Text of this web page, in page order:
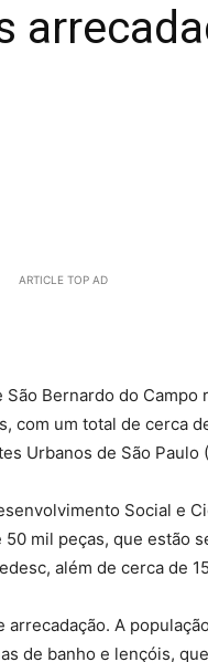
ARTICLE TOP AD
São Bernardo do
com um total de cerca
Urbanos de São Paulo
Social e
mil peças, que estão
além de cerca de
A
de banho e lençóis,